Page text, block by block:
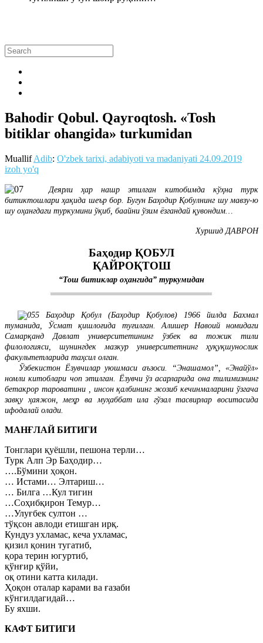
Bahodir Qobul. Qayroqtosh. «Tosh
bitiklar ohangida» turkumidan
MuallifAdib: O'zbek tarixi, adabiyoti va madaniyati 24.09.2019
izoh yo'q
Деярли ҳар нашр этилган китобимда кўҳна турк
битиктошлари ҳақида шеър бор. Бугун Баҳодир Қобулнинг шу мавзу-ю
шу оҳангдаги туркумини ўқиб, баайни ўзим ёзгандай қувондим…
Хуршид ДАВРОН
Баҳодир ҚОБУЛ
ҚАЙРОҚТОШ
“Тош битиклар оҳангида” туркумидан
Баҳодир Қобул (Баҳодир Қобулов) 1966 йилда Бахмал
туманида, Ўсмат қишлоғида туғилган. Алишер Навоий номидаги
Самарқанд Давлат университетининг ўзбек ва тожик тили
филологияси, шунингдек мазкур университетнинг ҳуқуқшунослик
факультетларида таҳсил олган.
Ўзбекистон Ёзувчилар уюшмаси аъзоси. “Энашамол”, «Энайўл»
номли китоблари чоп этилган. Ёзувчи ўз асарларида она тилимизнинг
бетакрор тароватини , инсон қалбининг жозиб кечинмаларини ўзгача
завқу ҳаяжон, меҳр ва муҳаббат ила гўзал тасвирлар воситасида
ифодалай олади.
МАНҒЛАЙ БИТИГИ
Тонглари қуёшли, пешона терли…
Турк Алп Эр Баҳодир…
….Бўмини ҳоқон.
… Истами… Элтариш…
… Билга …Кул тигин
…Соҳибқирон Темур…
…Улуғбек султон …
тўқсон авлоди етишган ирқ.
Кундуз ухламас, кеча ухламас,
қизил қонин тугатиб,
қора терин югуртиб,
қўнғир қўйи,
оқ отини катта килади.
Ҳоқон оталар карами ва ғазаби
кўнгилдагидай…
Бу яхши.
КАФТ БИТИГИ